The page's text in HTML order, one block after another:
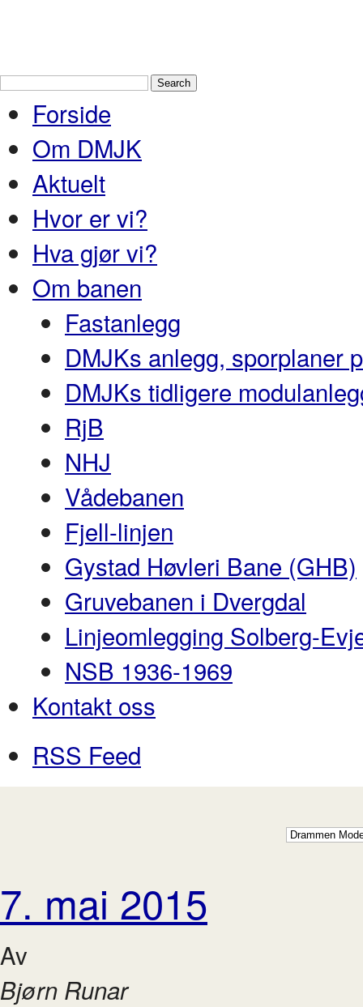
Forside
Om DMJK
Aktuelt
Hvor er vi?
Hva gjør vi?
Om banen
Fastanlegg
DMJKs anlegg, sporplaner
DMJKs tidligere
RjB
NHJ
Vådebanen
Fjell-linjen
Gystad Høvleri Bane (GHB)
Gruvebanen i Dvergdal
Linjeomlegging Solberg-
NSB 1936-1969
Kontakt oss
RSS Feed
7. mai 2015
Av
Bjørn Runar